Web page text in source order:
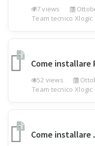
77 views
3
Team tecnico Xlogic
Come installare
152 views
3
Team tecnico Xlogic
Come installare